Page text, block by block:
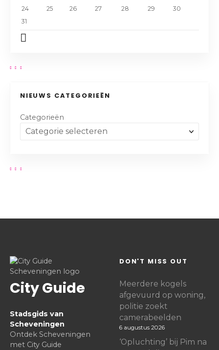
24
25 26 27 28 29
30
31
NIEUWS CATEGORIEËN
Categorieën
City Guide
Stadsgids van
Scheveningen
Ontdek Scheveningen
met City Guide
DON'T MISS OUT
Meerdere kogels
afgevuurd op woning,
politie zoekt
camerabeelden
6 augustus 2026
‘Opluchting’ bij Pim na